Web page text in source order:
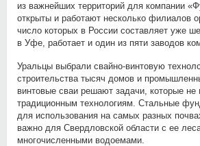
из важнейших территорий для компании
открыты и работают несколько филиалов
число которых в России составляет уже
в Уфе, работает и один из пяти заводов
Уральцы выбрали свайно-винтовую
строительства тысяч домов и
винтовые сваи решают задачи, которые не
традиционным технологиям. Стальные
для использования на самых разных
важно для Свердловской области с ее
многочисленными водоемами.